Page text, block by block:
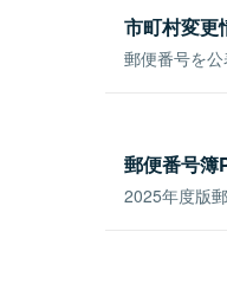
市町村変更
郵便番号を
郵便番号簿
2025年度版